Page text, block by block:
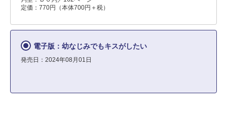
定価：770円（本体700円＋税）
電子版：幼なじみでもキスがしたい
発売日：2024年08月01日